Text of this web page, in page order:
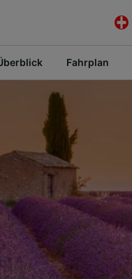
Fahrplan